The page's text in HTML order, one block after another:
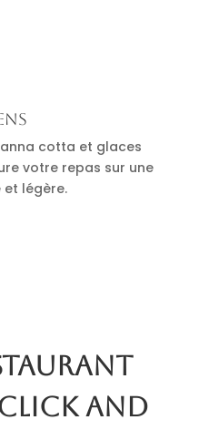
cotta et glaces
votre repas sur une
légère.
and